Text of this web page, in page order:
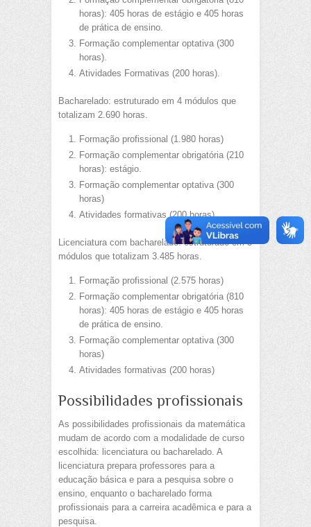
horas): 405 horas de estágio e 405 horas
de prática de ensino.
Formação complementar optativa (300
horas).
Atividades Formativas (200 horas).
Bacharelado: estruturado em 4 módulos que
totalizam 2.690 horas.
Formação profissional (1.980 horas)
Formação complementar obrigatória (210
horas): estágio.
Formação complementar optativa (300
horas)
Atividades formativas (200 horas)
Licenciatura com bacharelado: estruturado em 5
módulos que totalizam 3.485 horas.
Formação profissional (2.575 horas)
Formação complementar obrigatória (810
horas): 405 horas de estágio e 405 horas
de prática de ensino.
Formação complementar optativa (300
horas)
Atividades formativas (200 horas)
Possibilidades profissionais
As possibilidades profissionais da matemática
mudam de acordo com a modalidade de curso
escolhida: licenciatura ou bacharelado. A
licenciatura prepara professores para a
educação básica e para a pesquisa sobre o
ensino, enquanto o bacharelado forma
profissionais para a carreira acadêmica e para a
pesquisa.